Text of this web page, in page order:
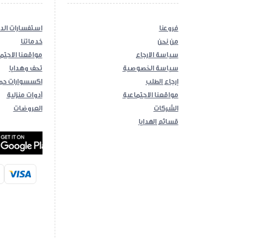
استفسارات
خدماتنا
مواقعنا
تحف وهدايا
اكسسوارات
أدوات منزلية
العروضات
Android App
فروعنا
من نحن
سياسة الارجاع
سياسة الخصوصية
إرجاع الطلب
مواقعنا الاجتماعية
الشركات
قسائم الهدايا